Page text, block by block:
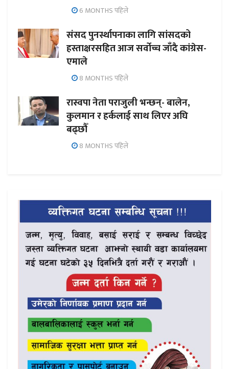
6 MONTHS पहिले
संसद पुनर्स्थापनाका लागि सांसदको
हस्ताक्षरसहित आज सर्वोच्च जाँदै कांग्रेस-
एमाले
8 MONTHS पहिले
रास्वपा नेता पराजुली भन्छन्- बालेन,
कुलमान र हर्कलाई साथ लिएर अघि
बढ्छौँ
8 MONTHS पहिले